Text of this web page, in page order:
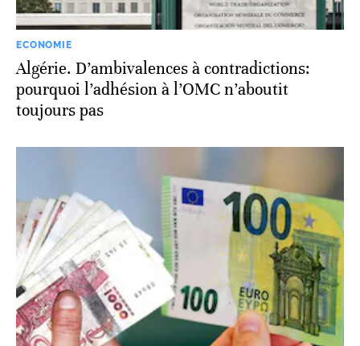
ECONOMIE
Algérie. D’ambivalences à contradictions:
pourquoi l’adhésion à l’OMC n’aboutit
toujours pas